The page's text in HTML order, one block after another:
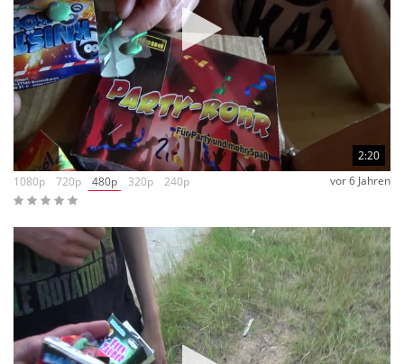
2:20
1080p
720p 480p 320p 240p vor 6 Jahren